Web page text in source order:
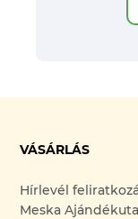
VÁSÁRLÁS
Hírlevél
Meska